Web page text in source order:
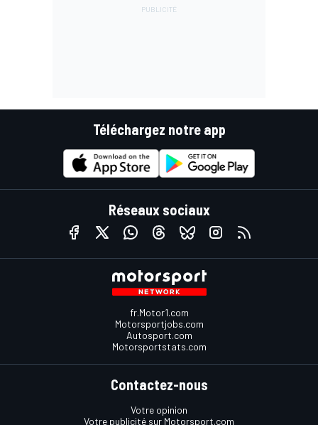
Téléchargez notre app
Réseaux sociaux
fr.Motor1.com
Motorsportjobs.com
Autosport.com
Motorsportstats.com
Contactez-nous
Votre opinion
Votre publicité sur Motorsport.com